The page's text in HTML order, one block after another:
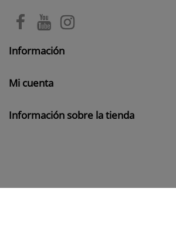
Información
Mi cuenta
Información sobre la tienda